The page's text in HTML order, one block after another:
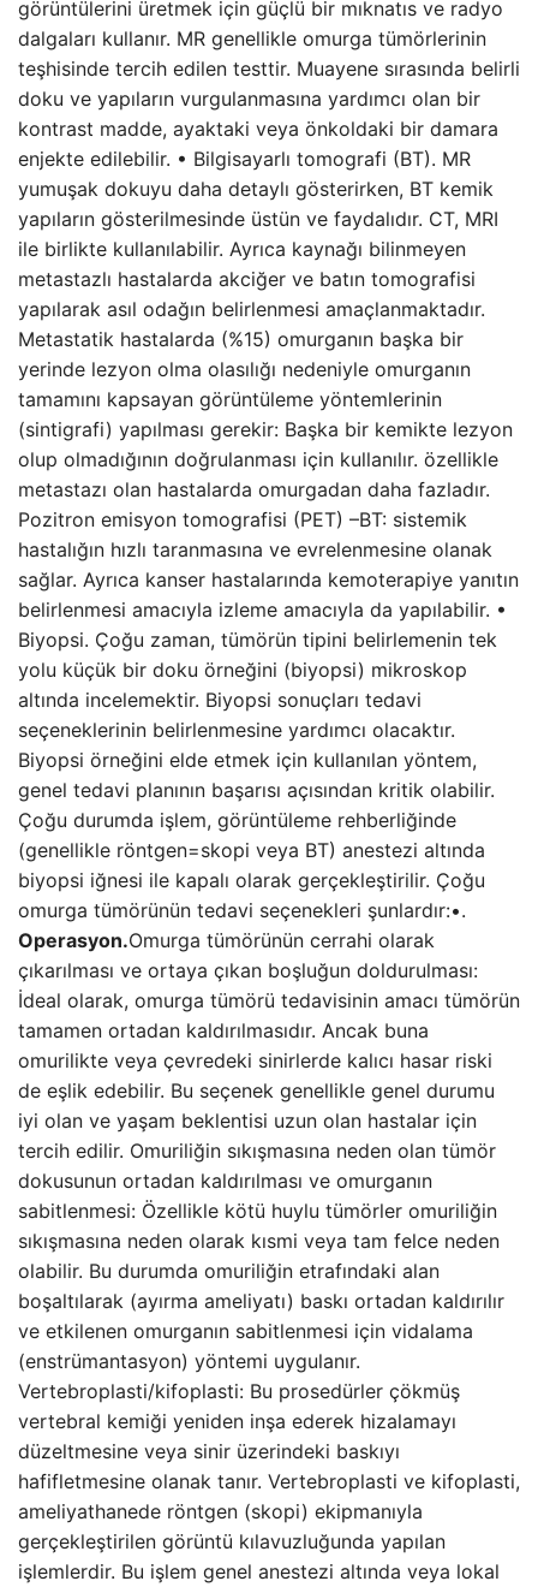
görüntülerini üretmek için güçlü bir mıknatıs ve radyo
dalgaları kullanır. MR genellikle omurga tümörlerinin
teşhisinde tercih edilen testtir. Muayene sırasında belirli
doku ve yapıların vurgulanmasına yardımcı olan bir
kontrast madde, ayaktaki veya önkoldaki bir damara
enjekte edilebilir. • Bilgisayarlı tomografi (BT). MR
yumuşak dokuyu daha detaylı gösterirken, BT kemik
yapıların gösterilmesinde üstün ve faydalıdır. CT, MRI
ile birlikte kullanılabilir. Ayrıca kaynağı bilinmeyen
metastazlı hastalarda akciğer ve batın tomografisi
yapılarak asıl odağın belirlenmesi amaçlanmaktadır.
Metastatik hastalarda (%15) omurganın başka bir
yerinde lezyon olma olasılığı nedeniyle omurganın
tamamını kapsayan görüntüleme yöntemlerinin
(sintigrafi) yapılması gerekir: Başka bir kemikte lezyon
olup olmadığının doğrulanması için kullanılır. özellikle
metastazı olan hastalarda omurgadan daha fazladır.
Pozitron emisyon tomografisi (PET) –BT: sistemik
hastalığın hızlı taranmasına ve evrelenmesine olanak
sağlar. Ayrıca kanser hastalarında kemoterapiye yanıtın
belirlenmesi amacıyla izleme amacıyla da yapılabilir. •
Biyopsi. Çoğu zaman, tümörün tipini belirlemenin tek
yolu küçük bir doku örneğini (biyopsi) mikroskop
altında incelemektir. Biyopsi sonuçları tedavi
seçeneklerinin belirlenmesine yardımcı olacaktır.
Biyopsi örneğini elde etmek için kullanılan yöntem,
genel tedavi planının başarısı açısından kritik olabilir.
Çoğu durumda işlem, görüntüleme rehberliğinde
(genellikle röntgen=skopi veya BT) anestezi altında
biyopsi iğnesi ile kapalı olarak gerçekleştirilir. Çoğu
omurga tümörünün tedavi seçenekleri şunlardır:•.
Operasyon.Omurga tümörünün cerrahi olarak
çıkarılması ve ortaya çıkan boşluğun doldurulması:
İdeal olarak, omurga tümörü tedavisinin amacı tümörün
tamamen ortadan kaldırılmasıdır. Ancak buna
omurilikte veya çevredeki sinirlerde kalıcı hasar riski
de eşlik edebilir. Bu seçenek genellikle genel durumu
iyi olan ve yaşam beklentisi uzun olan hastalar için
tercih edilir. Omuriliğin sıkışmasına neden olan tümör
dokusunun ortadan kaldırılması ve omurganın
sabitlenmesi: Özellikle kötü huylu tümörler omuriliğin
sıkışmasına neden olarak kısmi veya tam felce neden
olabilir. Bu durumda omuriliğin etrafındaki alan
boşaltılarak (ayırma ameliyatı) baskı ortadan kaldırılır
ve etkilenen omurganın sabitlenmesi için vidalama
(enstrümantasyon) yöntemi uygulanır.
Vertebroplasti/kifoplasti: Bu prosedürler çökmüş
vertebral kemiği yeniden inşa ederek hizalamayı
düzeltmesine veya sinir üzerindeki baskıyı
hafifletmesine olanak tanır. Vertebroplasti ve kifoplasti,
ameliyathanede röntgen (skopi) ekipmanıyla
gerçekleştirilen görüntü kılavuzluğunda yapılan
işlemlerdir. Bu işlem genel anestezi altında veya lokal